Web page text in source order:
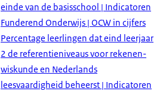
einde van de basisschool | Indicatoren
Funderend Onderwijs | OCW in cijfers
Percentage leerlingen dat eind leerjaar
2 de referentieniveaus voor rekenen-
wiskunde en Nederlands
leesvaardigheid beheerst | Indicatoren